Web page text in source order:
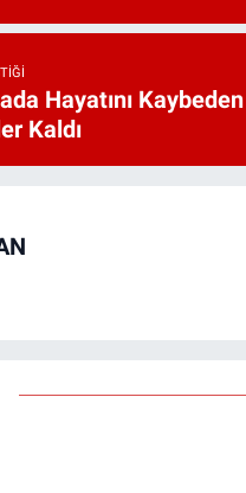
Hayatını
Kaldı